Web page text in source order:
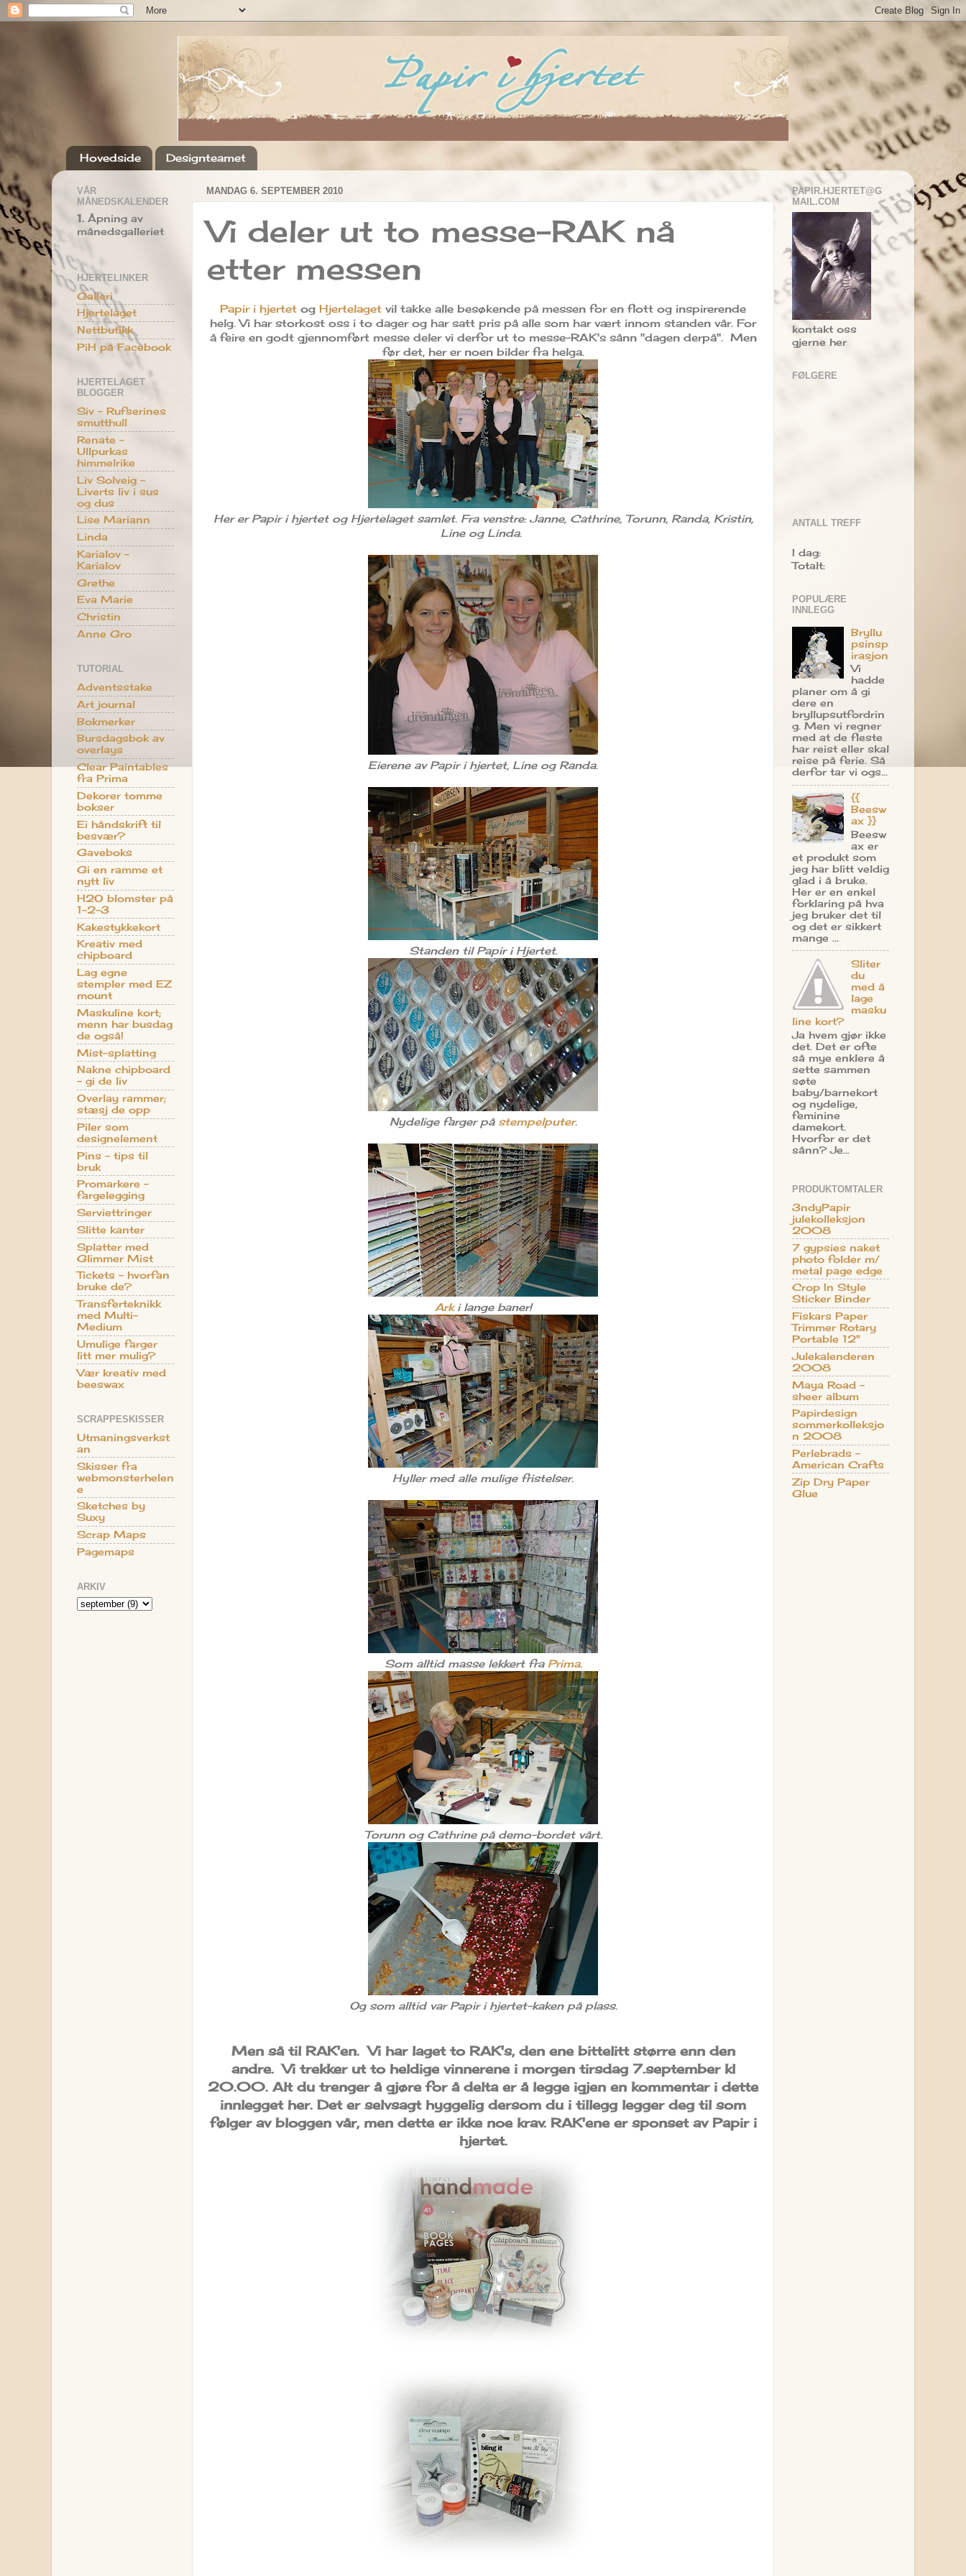
Hovedside Designteamet
MANDAG 6. SEPTEMBER 2010
Vi deler ut to messe-RAK nå
etter messen
Papir i hjertet og Hjertelaget vil takke alle besøkende på messen for en flott og inspirerende
helg. Vi har storkost oss i to dager og har satt pris på alle som har vært innom standen vår. For
å feire en godt gjennomført messe deler vi derfor ut to messe-RAK's sånn "dagen derpå". Men
før det, her er noen bilder fra helga.
Her er Papir i hjertet og Hjertelaget samlet. Fra venstre: Janne, Cathrine, Torunn, Randa, Kristin,
Line og Linda.
Eierene av Papir i hjertet, Line og Randa.
Standen til Papir i Hjertet.
Nydelige farger på stempelputer.
Arki lange baner!
Hyller med alle mulige fristelser.
Som alltid masse lekkert fra Prima.
Torunn og Cathrine på demo-bordet vårt.
Og som alltid var Papir i hjertet-kaken på plass.
Men så til RAK'en. Vi har laget to RAK's, den ene bittelitt større enn den
andre. Vi trekker ut to heldige vinnerene i morgen tirsdag 7.september kl
20.00. Alt du trenger å gjøre for å delta er å legge igjen en kommentar i dette
innlegget her. Det er selvsagt hyggelig dersom du i tillegg legger deg til som
følger av bloggen vår, men dette er ikke noe krav. RAK'ene er sponset av Papir i
hjertet.
VÅR
MÅNEDSKALENDER
1. Åpning av
månedsgalleriet
HJERTELINKER
Galleri
Hjertelaget
Nettbutikk
PiH på Facebook
HJERTELAGET
BLOGGER
Siv - Rufserines
smutthull
Renate -
Ullpurkas
himmelrike
Liv Solveig -
Liverts liv i sus
og dus
Lise Mariann
Linda
Karialov -
Karialov
Grethe
Eva Marie
Christin
Anne Gro
TUTORIAL
Adventsstake
Art journal
Bokmerker
Bursdagsbok av
overlays
Clear Paintables
fra Prima
Dekorer tomme
bokser
Ei håndskrift til
besvær?
Gaveboks
Gi en ramme et
nytt liv
H2O blomster på
1-2-3
Kakestykkekort
Kreativ med
chipboard
Lag egne
stempler med EZ
mount
Maskuline kort;
menn har busdag
de også!
Mist-splatting
Nakne chipboard
- gi de liv
Overlay rammer;
stæsj de opp
Piler som
designelement
Pins - tips til
bruk
Promarkere -
fargelegging
Serviettringer
Slitte kanter
Splatter med
Glimmer Mist
Tickets - hvorfan
bruke de?
Transferteknikk
med Multi-
Medium
Umulige farger
litt mer mulig?
Vær kreativ med
beeswax
SCRAPPESKISSER
Utmaningsverkst
an
Skisser fra
webmonsterhelen
e
Sketches by
Suxy
Scrap Maps
Pagemaps
ARKIV
PAPIR.HJERTET@G
MAIL.COM
kontakt oss
gjerne her
FØLGERE
ANTALL TREFF
I dag:
Totalt:
POPULÆRE
INNLEGG
Bryllu
psinsp
irasjon
Vi
hadde
planer om å gi
dere en
bryllupsutfordrin
g. Men vi regner
med at de fleste
har reist eller skal
reise på ferie. Så
derfor tar vi ogs...
{{
Beesw
ax }}
Beesw
ax er
et produkt som
jeg har blitt veldig
glad i å bruke.
Her er en enkel
forklaring på hva
jeg bruker det til
og det er sikkert
mange ...
Sliter
du
med å
lage
masku
line kort?
Ja hvem gjør ikke
det. Det er ofte
så mye enklere å
sette sammen
søte
baby/barnekort
og nydelige,
feminine
damekort.
Hvorfor er det
sånn? Je...
PRODUKTOMTALER
3ndyPapir
julekolleksjon
2008
7 gypsies naket
photo folder m/
metal page edge
Crop In Style
Sticker Binder
Fiskars Paper
Trimmer Rotary
Portable 12"
Julekalenderen
2008
Maya Road -
sheer album
Papirdesign
sommerkolleksjo
n 2008
Perlebrads -
American Crafts
Zip Dry Paper
Glue